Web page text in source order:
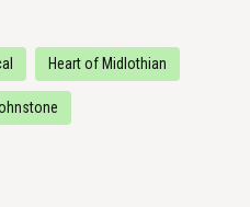
Heart of Midlothian